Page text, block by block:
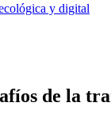
y digital
de la